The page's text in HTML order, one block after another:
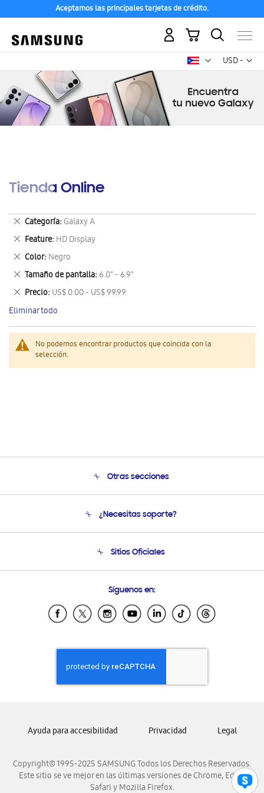
Aceptamos las principales tarjetas de crédito.
USD -
dólar
Mi carrito
Tienda Online
No podemos encontrar productos que coincida con la
selección.
Categoría Galaxy A
Eliminar
este
artículo
Feature HD Display
Eliminar
este
artículo
Color Negro
Eliminar
este
artículo
Tamaño de pantalla 6.0" - 6.9"
Eliminar
este
artículo
Precio US$ 0.00 - US$ 99.99
Eliminar
este
artículo
Eliminar todo
Otras secciones
Soporte
Condiciones de Compra
¿Necesitas soporte?
Soporte vía eMail
Sitios Oficiales
Samsung Ecuador
Samsung El Salvador
Samsung Honduras
Samsung Nicaragua
Samsung Panamá
Samsung Venezuela
Síguenos en:
Copyright© 1995-2025 SAMSUNG Todos los Derechos Reservados.
Este sitio se ve mejor en las últimas versiones de Chrome, Edge,
Safari y Mozilla Firefox.
Ayuda para accesibilidad Privacidad Legal